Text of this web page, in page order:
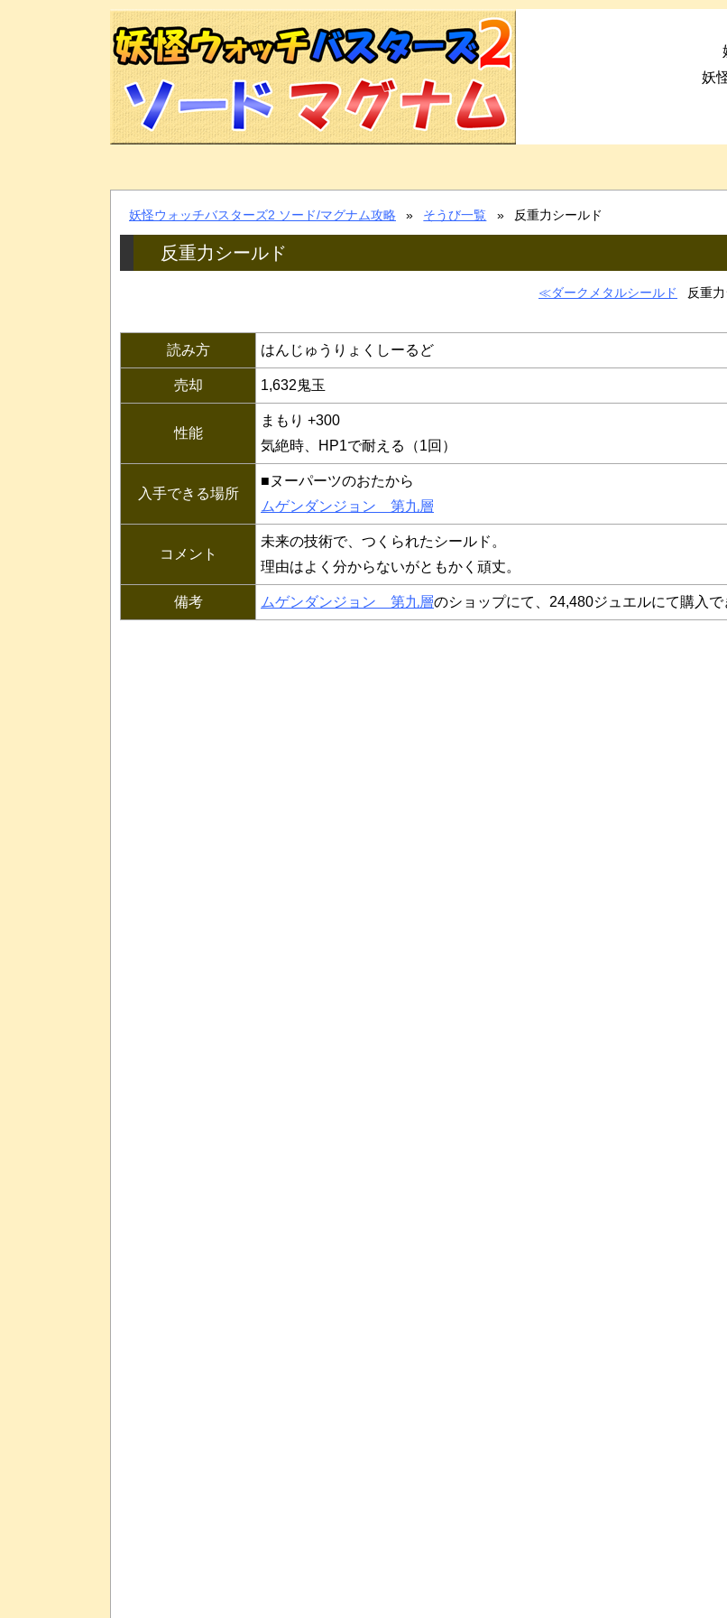
妖
妖怪ウォッチバスターズ2 ソード/マグナム攻略 そうび一覧 反重力シールド
反重力シールド
ダークメタルシールド 反重
読み方 はんじゅうりょくしーるど
売却 1,632鬼玉
性能
まもり +300
気絶時、HP1で耐える（1回）
入手できる場所
■ヌーパーツのおたから
ムゲンダンジョン 第九層
コメント
未来の技術で、つくられたシールド。
理由はよく分からないがともかく頑丈。
備考 ムゲンダンジョン 第九層のショップにて、24,480ジュエルにて購入で